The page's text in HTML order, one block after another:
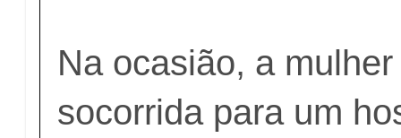
Na ocasião, a
socorrida para um